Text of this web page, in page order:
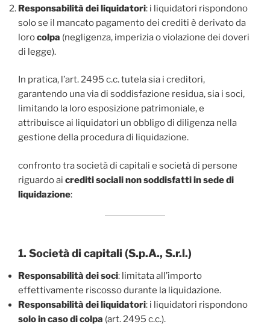
Responsabilità dei liquidatori: i liquidatori rispondono
solo se il mancato pagamento dei crediti è derivato da
lorocolpa (negligenza, imperizia o violazione dei doveri
di legge).
In pratica, l’art. 2495 c.c. tutela sia i creditori,
garantendo una via di soddisfazione residua, sia i soci,
limitando la loro esposizione patrimoniale, e
attribuisce ai liquidatori un obbligo di diligenza nella
gestione della procedura di liquidazione.
confronto tra società di capitali e società di persone
riguardo ai crediti sociali non soddisfatti in sede di
liquidazione:
1. Società di capitali (S.p.A., S.r.l.)
Responsabilità dei soci: limitata all’importo
effettivamente riscosso durante la liquidazione.
Responsabilità dei liquidatori: i liquidatori rispondono
solo in caso di colpa (art. 2495 c.c.).